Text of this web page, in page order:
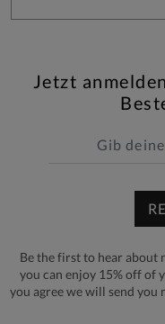
Jetzt
Be the first to hear about
you can enjoy 15% off of
you agree we will send you